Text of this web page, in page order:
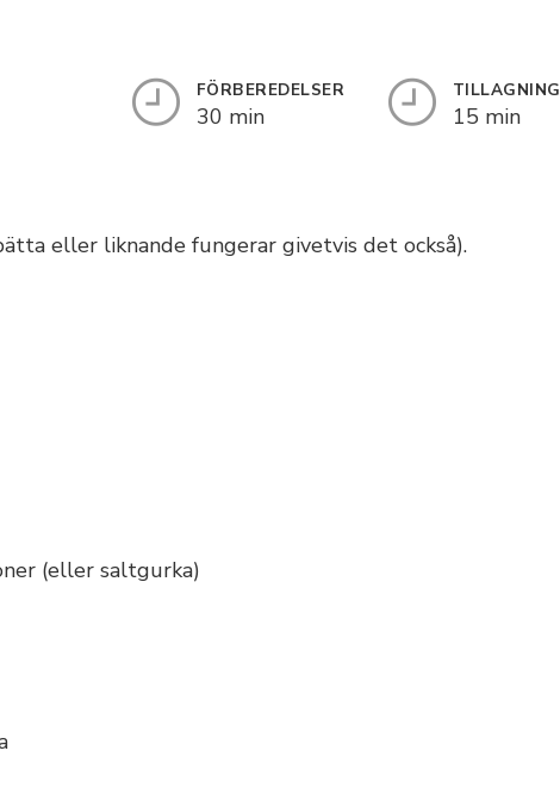
FÖRBEREDELSER
30 min 15 min
eller liknande fungerar givetvis det också).
(eller saltgurka)